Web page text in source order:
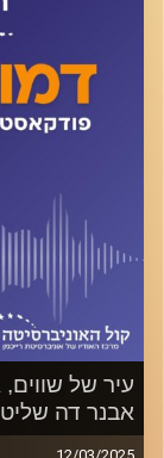
עיר של
אבנר דה שליט